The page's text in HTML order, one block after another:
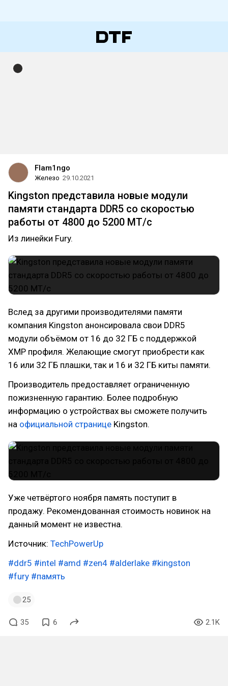
Flam1ngo
Железо 29.10.2021
Kingston представила новые модули
памяти стандарта DDR5 со скоростью
работы от 4800 до 5200 МТ/с
Из линейки Fury.
Вслед за другими производителями памяти
компания Kingston анонсировала свои DDR5
модули объёмом от 16 до 32 ГБ с поддержкой
XMP профиля. Желающие смогут приобрести как
16 или 32 ГБ плашки, так и 16 и 32 ГБ киты памяти.
Производитель предоставляет ограниченную
пожизненную гарантию. Более подробную
информацию о устройствах вы сможете получить
на официальной странице Kingston.
Уже четвёртого ноября память поступит в
продажу. Рекомендованная стоимость новинок на
данный момент не известна.
Источник: TechPowerUp
#ddr5 #intel #amd #zen4 #alderlake #kingston
#fury #память
25
35 6 2.1K